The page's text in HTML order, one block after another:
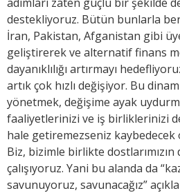
destekliyoruz. Bütün bunlarla
İran, Pakistan, Afganistan gibi
geliştirerek ve alternatif finans
dayanıklılığı artırmayı
artık çok hızlı değişiyor. Bu
yönetmek, değişime ayak
faaliyetlerinizi ve iş birliklerinizi
hale getiremezseniz
Biz, bizimle birlikte dostlarımızın
çalışıyoruz. Yani bu alanda da
savunuyoruz, savunacağız”